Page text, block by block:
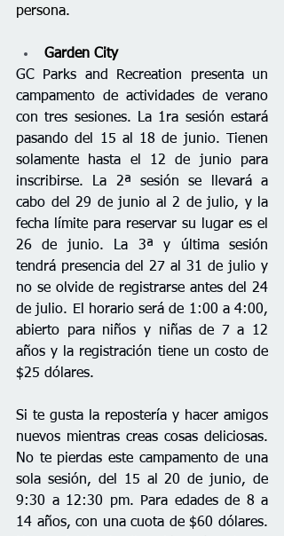
persona.
Garden City
GC Parks and Recreation presenta un
campamento de actividades de verano
con tres sesiones. La 1ra sesión estará
pasando del 15 al 18 de junio. Tienen
solamente hasta el 12 de junio para
inscribirse. La 2ª sesión se llevará a
cabo del 29 de junio al 2 de julio, y la
fecha límite para reservar su lugar es el
26 de junio. La 3ª y última sesión
tendrá presencia del 27 al 31 de julio y
no se olvide de registrarse antes del 24
de julio. El horario será de 1:00 a 4:00,
abierto para niños y niñas de 7 a 12
años y la registración tiene un costo de
$25 dólares.
Si te gusta la repostería y hacer amigos
nuevos mientras creas cosas deliciosas.
No te pierdas este campamento de una
sola sesión, del 15 al 20 de junio, de
9:30 a 12:30 pm. Para edades de 8 a
14 años, con una cuota de $60 dólares.